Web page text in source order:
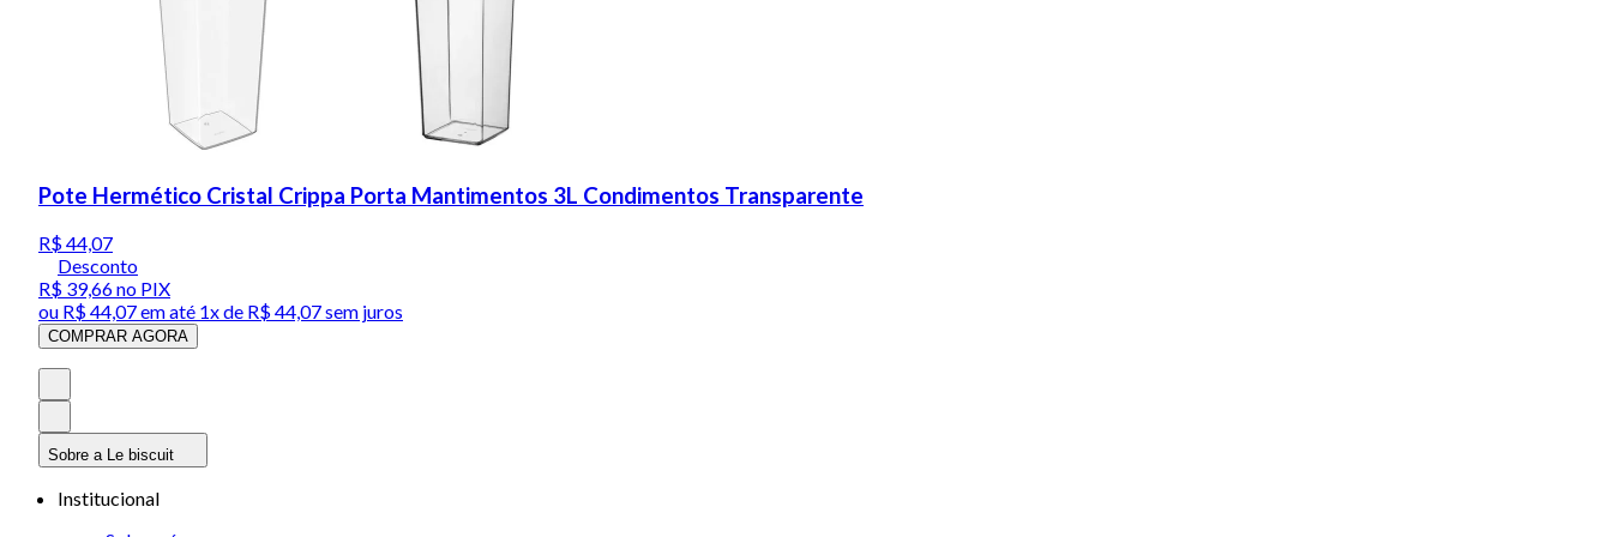
Pote Hermético Cristal Crippa Porta Mantimentos 3L Condimentos Transparente
R$ 44,07
Desconto
R$ 39,66no PIX
ou R$ 44,07em até 1x de R$ 44,07sem juros
COMPRAR AGORA
Sobre a Le biscuit
Institucional